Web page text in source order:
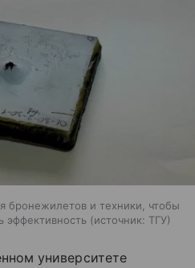
бронежилетов и техники, чтобы
эффективность
источник: ТГУ
университете